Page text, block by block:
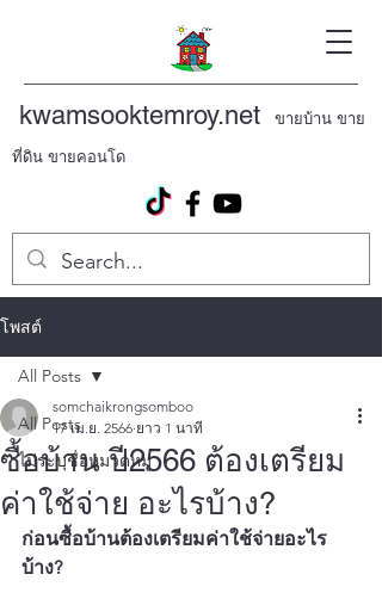
kwamsooktemroy.net ขายบ้าน ขาย
ที่ดิน ขายคอนโด
โพสต์
All Posts
ไม่ระบุชื่อหมวดหมู่
All Posts
ซื้อบ้าน ปี2566 ต้องเตรียม
ค่าใช้จ่าย อะไรบ้าง?
somchaikrongsomboo
17 เม.ย. 2566 ยาว 1 นาที
ก่อนซื้อบ้านต้องเตรียมค่าใช้จ่ายอะไร
บ้าง?